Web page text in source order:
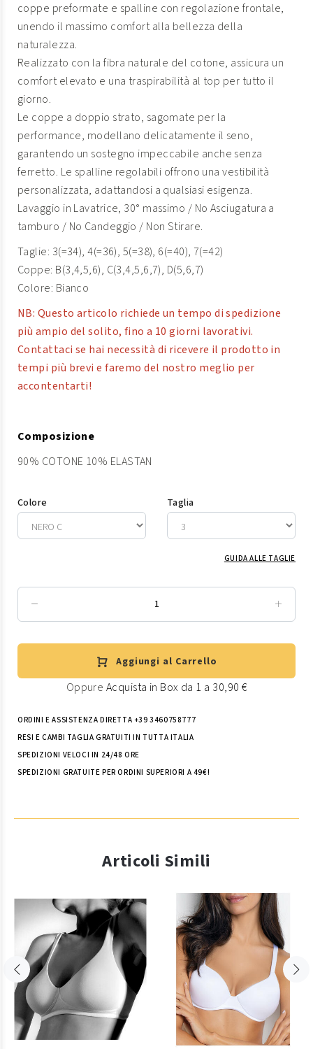
coppe preformate e spalline con regolazione frontale,
unendo il massimo comfort alla bellezza della
naturalezza.
Realizzato con la fibra naturale del cotone, assicura un
comfort elevato e una traspirabilità al top per tutto il
giorno.
Le coppe a doppio strato, sagomate per la
performance, modellano delicatamente il seno,
garantendo un sostegno impeccabile anche senza
ferretto. Le spalline regolabili offrono una vestibilità
personalizzata, adattandosi a qualsiasi esigenza.
Lavaggio in Lavatrice, 30° massimo / No Asciugatura a
tamburo / No Candeggio / Non Stirare.
Taglie: 3(=34), 4(=36), 5(=38), 6(=40), 7(=42)
Coppe: B(3,4,5,6), C(3,4,5,6,7), D(5,6,7)
Colore: Bianco
NB: Questo articolo richiede un tempo di spedizione
più ampio del solito, fino a 10 giorni lavorativi.
Contattaci se hai necessità di ricevere il prodotto in
tempi più brevi e faremo del nostro meglio per
accontentarti!
Composizione
90% COTONE 10% ELASTAN
Colore Taglia
GUIDA ALLE TAGLIE
Aggiungi al Carrello
Oppure Acquista in Box da 1 a 30,90 €
ORDINI E ASSISTENZA DIRETTA +39 3460758777
RESI E CAMBI TAGLIA GRATUITI IN TUTTA ITALIA
SPEDIZIONI VELOCI IN 24/48 ORE
SPEDIZIONI GRATUITE PER ORDINI SUPERIORI A 49€!
Articoli Simili